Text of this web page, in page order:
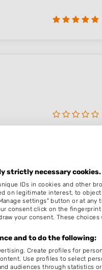
Oranje
Appelscha
Zeijerveen
strictly necessary cookies.
IDs in cookies and other
on legitimate interest, to
settings" button or at any
consent click on the
your consent. These
and to do the following:
Create profiles for
Use profiles to select
audiences through statistics